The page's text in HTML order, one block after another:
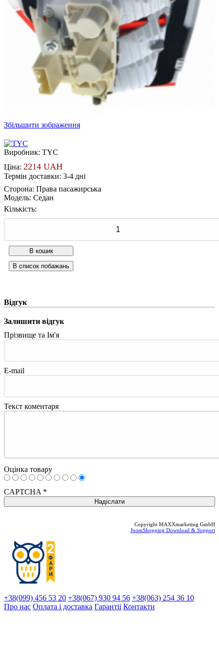
Збільшити зображення
Виробник: TYC
Ціна: 2214 UAH
Термін доставки: 3-4 дні
Сторона: Права пасажирська
Модель: Седан
Кількість:
Відгук
Залишити відгук
Прізвище та Ім'я
E-mail
Текст коментаря
Оцінка товару
CAPTCHA *
Copyright MAXXmarketing GmbH
JoomShopping Download & Support
+38(099) 456 53 20 +38(067) 930 94 56 +38(063) 254 36 10
Про нас Оплата і доставка Гарантіi Контакти